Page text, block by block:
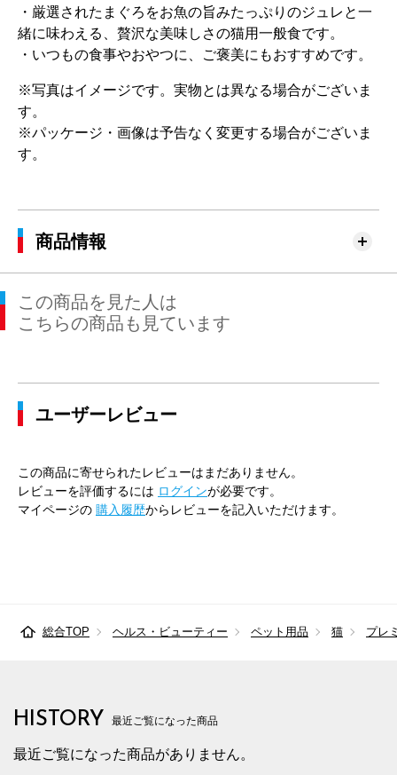
・厳選されたまぐろをお魚の旨みたっぷりのジュレと一
緒に味わえる、贅沢な美味しさの猫用一般食です。
・いつもの食事やおやつに、ご褒美にもおすすめです。
※写真はイメージです。実物とは異なる場合がございま
す。
※パッケージ・画像は予告なく変更する場合がございま
す。
商品情報
この商品を見た人は
こちらの商品も見ています
ユーザーレビュー
この商品に寄せられたレビューはまだありません。
レビューを評価するには ログインが必要です。
マイページの 購入履歴からレビューを記入いただけます。
総合TOP ヘルス・ビューティー ペット用品 猫 プレ
HISTORY 最近ご覧になった商品
最近ご覧になった商品がありません。